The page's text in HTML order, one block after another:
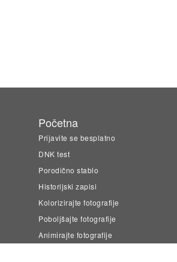
Početna
Prijavite se besplatno
DNK test
Porodično stablo
Historijski zapisi
Kolorizirajte fotografije
Poboljšajte fotografije
Animirajte fotografije